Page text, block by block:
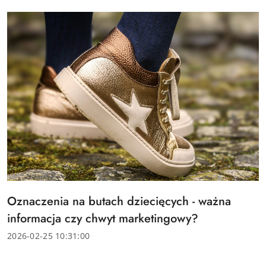
Tytuł
artykułu:
Oznaczenia na butach dziecięcych - ważna
informacja czy chwyt marketingowy?
Data
2026-02-25 10:31:00